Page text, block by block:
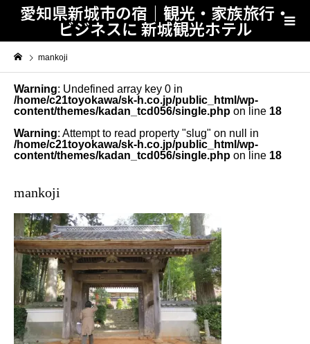
愛知県新城市の宿｜観光・家族旅行・
ビジネスに 新城観光ホテル
mankoji
Warning: Undefined array key 0 in
/home/c21toyokawa/sk-h.co.jp/public_html/wp-
content/themes/kadan_tcd056/single.php on line 18
Warning: Attempt to read property "slug" on null in
/home/c21toyokawa/sk-h.co.jp/public_html/wp-
content/themes/kadan_tcd056/single.php on line 18
mankoji